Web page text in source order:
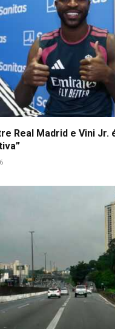
Real Madrid e Vini